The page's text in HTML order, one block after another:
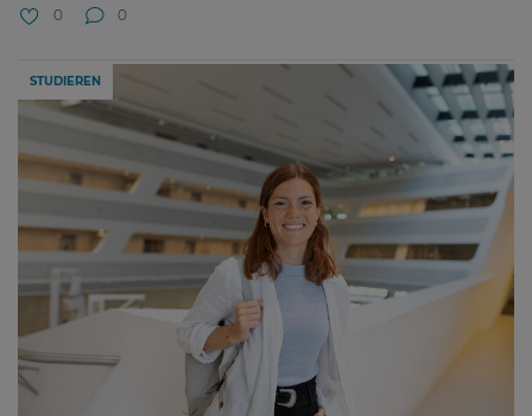
0 0
STUDIEREN